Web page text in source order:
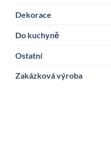
Dekorace
Do kuchyně
Ostatní
Zakázková výroba